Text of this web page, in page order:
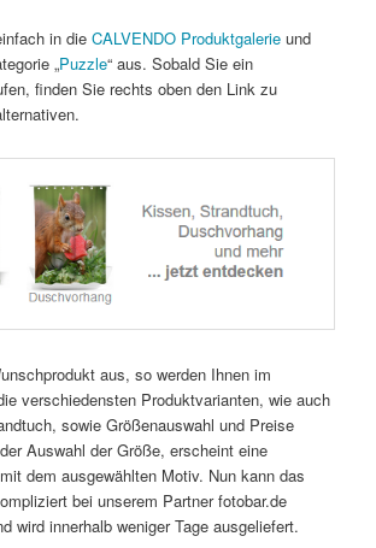
in dieCALVENDO Produktgalerie und
„Puzzle“ aus. Sobald Sie ein
finden Sie rechts oben den Link zu
aus, so werden Ihnen im
verschiedensten Produktvarianten, wie auch
sowie Größenauswahl und Preise
Auswahl der Größe, erscheint eine
dem ausgewählten Motiv. Nun kann das
bei unserem Partner fotobar.de
wird innerhalb weniger Tage ausgeliefert.